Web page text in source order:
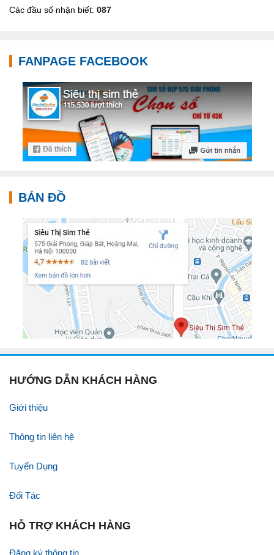
Các đầu số nhận biết: 087
FANPAGE FACEBOOK
BẢN ĐỒ
HƯỚNG DẪN KHÁCH HÀNG
Giới thiệu
Thông tin liên hệ
Tuyển Dụng
Đối Tác
HỖ TRỢ KHÁCH HÀNG
Đăng ký thông tin